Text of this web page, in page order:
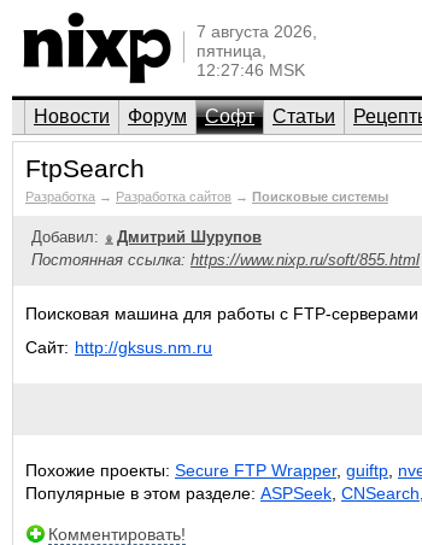
7 августа 2026,
пятница,
12:27:46 MSK
Новости Форум Софт Статьи
FtpSearch
Разработка → Разработка сайтов → Поисковые системы
Добавил:
Дмитрий Шурупов
Постоянная ссылка: https://www.nixp.ru/soft/855.html
Поисковая машина для работы с FTP-серверами
Сайт: http://gksus.nm.ru
Похожие проекты: Secure FTP Wrapper, guiftp
Популярные в этом разделе: ASPSeek CNSearch
Комментировать!